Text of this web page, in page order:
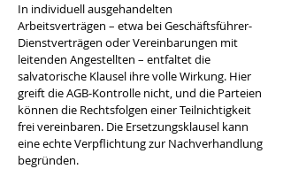
In individuell ausgehandelten
Arbeitsverträgen – etwa bei Geschäftsführer-
Dienstverträgen oder Vereinbarungen mit
leitenden Angestellten – entfaltet die
salvatorische Klausel ihre volle Wirkung. Hier
greift die AGB-Kontrolle nicht, und die Parteien
können die Rechtsfolgen einer Teilnichtigkeit
frei vereinbaren. Die Ersetzungsklausel kann
eine echte Verpflichtung zur Nachverhandlung
begründen.